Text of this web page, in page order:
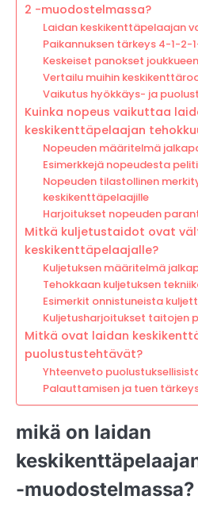
2 -muodostelmassa?
Laidan keskikenttäpelaajan
Paikannuksen tärkeys 4-1-2-
Keskeiset panokset
Vertailu muihin
Vaikutus hyökkäys- ja
Kuinka nopeus vaikuttaa
keskikenttäpelaajan
Nopeuden määritelmä
Esimerkkejä nopeudesta
Nopeuden tilastollinen
keskikenttäpelaajille
Harjoitukset nopeuden
Mitkä kuljetustaidot ovat
keskikenttäpelaajalle?
Kuljetuksen määritelmä
Tehokkaan kuljetuksen
Esimerkit onnistuneista
Kuljetusharjoitukset taitojen
Mitkä ovat laidan
puolustustehtävät?
Yhteenveto
Palauttamisen ja tuen
mikä on laidan
-muodostelmassa?